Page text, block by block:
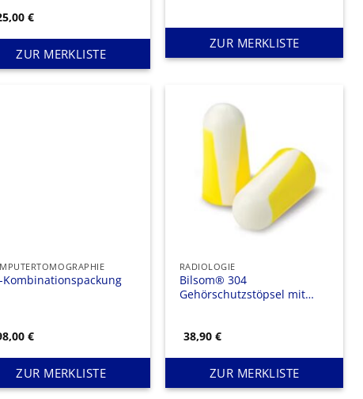
€
ZUR MERKLISTE
ZUR MERKLISTE
Kombinationspackung
€
ZUR MERKLISTE
RADIOLOGIE
Bilsom® 304
Gehörschutzstöpsel mit
38,90 €
ZUR MERKLISTE